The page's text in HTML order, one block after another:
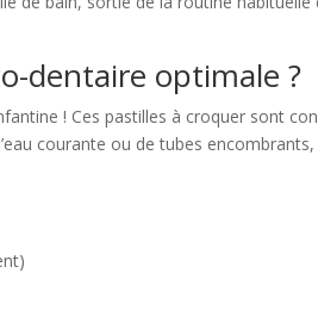
dentaire optimale ?
! Ces pastilles à croquer sont
courante ou de tubes encombrants,